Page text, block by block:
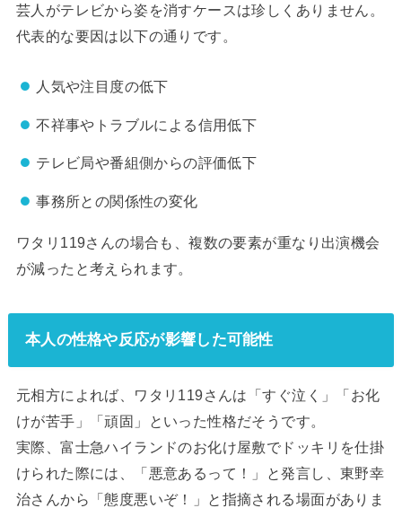
芸人がテレビから姿を消すケースは珍しくありません。
代表的な要因は以下の通りです。
人気や注目度の低下
不祥事やトラブルによる信用低下
テレビ局や番組側からの評価低下
事務所との関係性の変化
ワタリ119さんの場合も、複数の要素が重なり出演機会
が減ったと考えられます。
本人の性格や反応が影響した可能性
元相方によれば、ワタリ119さんは「すぐ泣く」「お化
けが苦手」「頑固」といった性格だそうです。
実際、富士急ハイランドのお化け屋敷でドッキリを仕掛
けられた際には、「悪意あるって！」と発言し、東野幸
治さんから「態度悪いぞ！」と指摘される場面がありま